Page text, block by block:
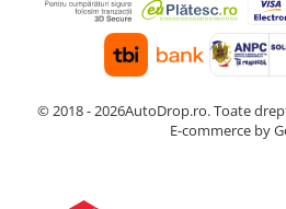
© 2018 - 2026AutoDrop.ro. Toate
E-commerce by